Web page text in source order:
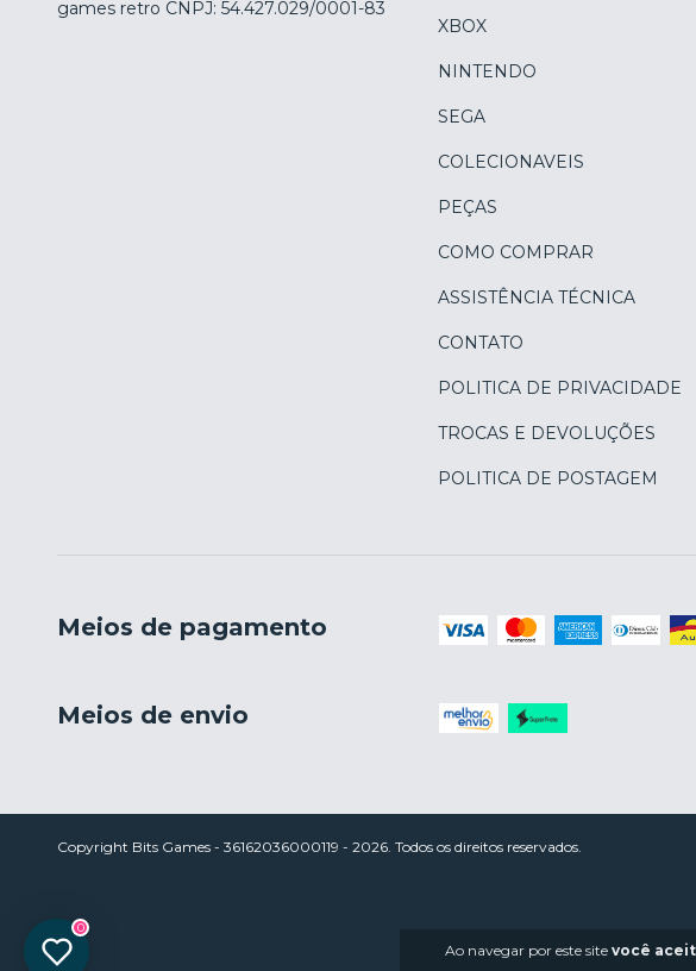
Ao navegar por este site você
games retro CNPJ: 54.427.029/0001-83
XBOX
NINTENDO
SEGA
COLECIONAVEIS
PEÇAS
COMO COMPRAR
ASSISTÊNCIA TÉCNICA
CONTATO
POLITICA DE PRIVACIDADE
TROCAS E DEVOLUÇÕES
POLITICA DE POSTAGEM
Meios de pagamento
Meios de envio
Copyright Bits Games - 36162036000119 - 2026. Todos os direitos reservados.
0